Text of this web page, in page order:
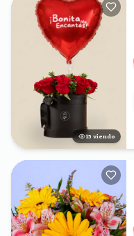
16 viendo